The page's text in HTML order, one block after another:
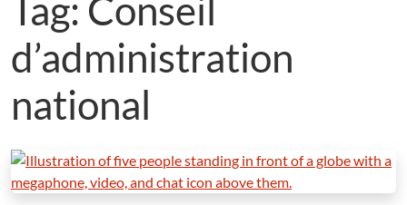
Tag: Conseil
d’administration
national